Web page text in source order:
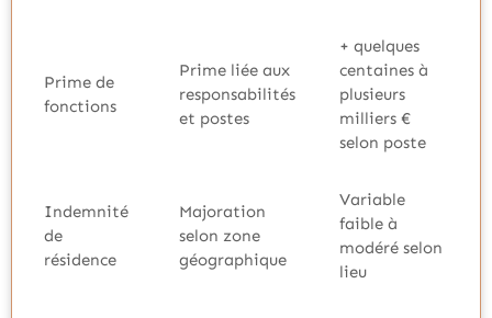
Prime de
fonctions
Prime liée aux
responsabilités
et postes
+ quelques
centaines à
plusieurs
milliers €
selon poste
Indemnité
de
résidence
Majoration
selon zone
géographique
Variable
faible à
modéré selon
lieu